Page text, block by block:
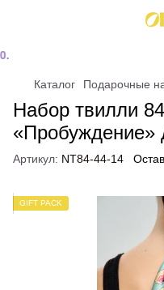
Каталог Подарочные
Набор твилли
«Пробуждение»
Артикул: NT84-44-14
GIFT PACK